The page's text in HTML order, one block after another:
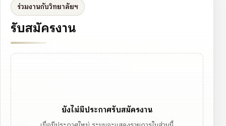
ร่วมงานกับวิทยาลัยฯ
รับสมัครงาน
ยังไม่มีประกาศรับสมัครงาน